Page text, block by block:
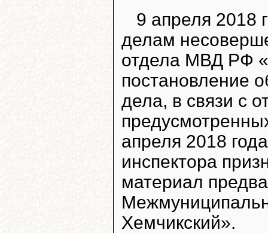
9 апреля 2018
делам
отдела МВД РФ
постановление
дела, в связи с
апреля 2018
инспектора
материал
Хемчикский».